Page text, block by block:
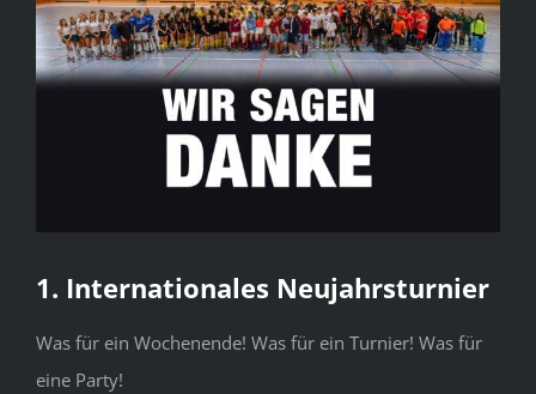
1. Internationales Neujahrsturnier
Was für ein Wochenende! Was für ein Turnier! Was für
eine Party!